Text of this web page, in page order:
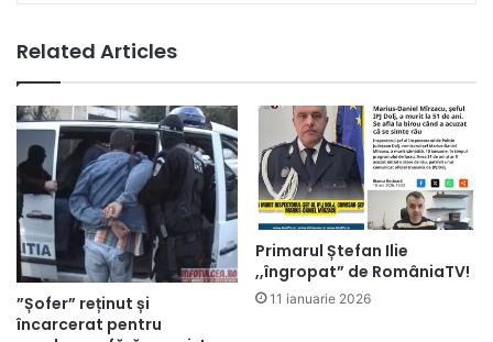
Related Articles
”Șofer” reținut și
încarcerat pentru
Primarul Ștefan Ilie
,,îngropat” de RomâniaTV!
11 ianuarie 2026